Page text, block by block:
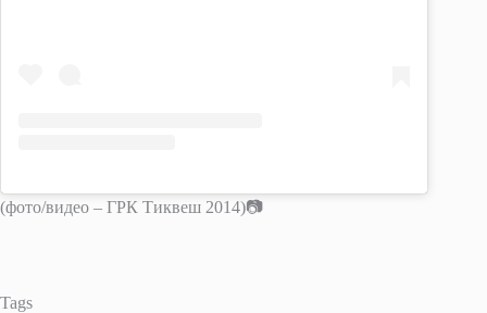
(фото/видео – ГРК Тиквеш 2014)📷
Tags